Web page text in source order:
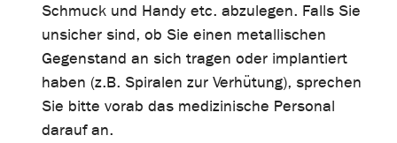
Schmuck und Handy etc. abzulegen. Falls Sie
unsicher sind, ob Sie einen metallischen
Gegenstand an sich tragen oder implantiert
haben (z.B. Spiralen zur Verhütung), sprechen
Sie bitte vorab das medizinische Personal
darauf an.